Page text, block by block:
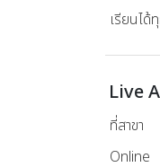
เรียนได้
Live
ที่สาขา
Online